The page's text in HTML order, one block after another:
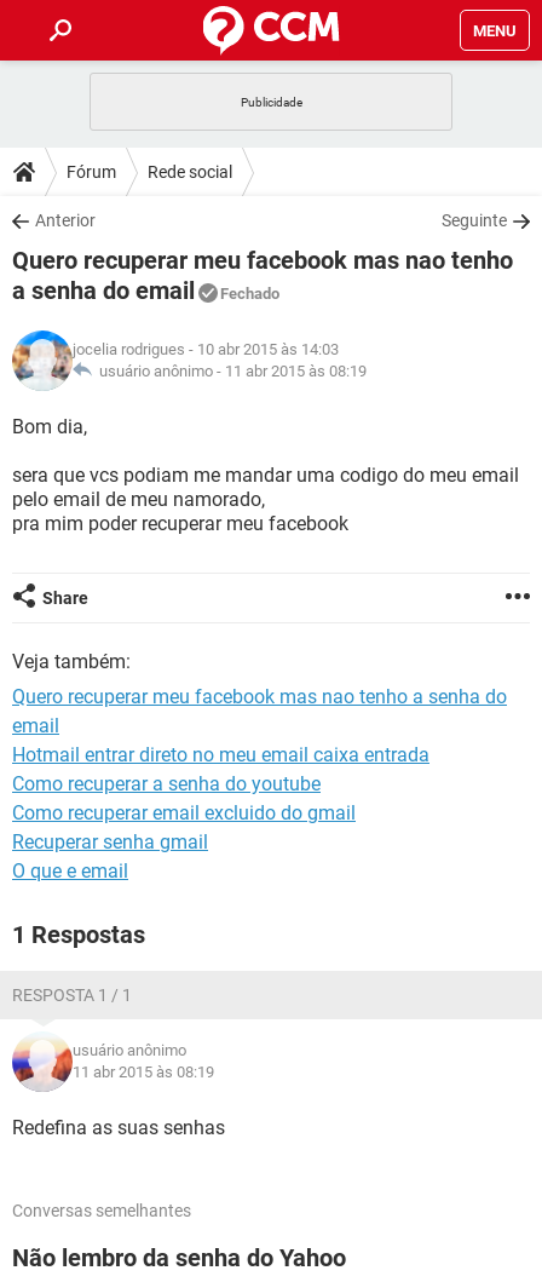
MENU
CELULAR
OUTLOOK
INSTAGRAM GMAIL
GUIA DE COMPRAS
DICAS
JOGOS
OUTLOOK
GUIA DE COMPRAS
DOWNLOADS
JOGOS WHATSAPP
CELULAR
OUTLOOK EXCEL
INSTAGRAM
GUIA DE COMPRAS
FÓRUM
CELULAR FACEBOOK
GUIA DE COMPRAS
GLOSSÁRIO
JOGOS
CELULAR
OUTLOOK EXCEL
INSTAGRAM
Fórum Rede social
Anterior Seguinte
Quero recuperar meu facebook mas nao tenho
a senha do email
Fechado
jocelia rodrigues - 10 abr 2015 às 14:03
usuário anônimo - 11 abr 2015 às 08:19
Bom dia,
sera que vcs podiam me mandar uma codigo do meu email
pelo email de meu namorado,
pra mim poder recuperar meu facebook
Share
Veja também:
Quero recuperar meu facebook mas nao tenho a senha do
email
Hotmail entrar direto no meu email caixa entrada
Como recuperar a senha do youtube
Como recuperar email excluido do gmail
Recuperar senha gmail
O que e email
1 Respostas
RESPOSTA 1 / 1
usuário anônimo
11 abr 2015 às 08:19
Redefina as suas senhas
Conversas semelhantes
Não lembro da senha do Yahoo